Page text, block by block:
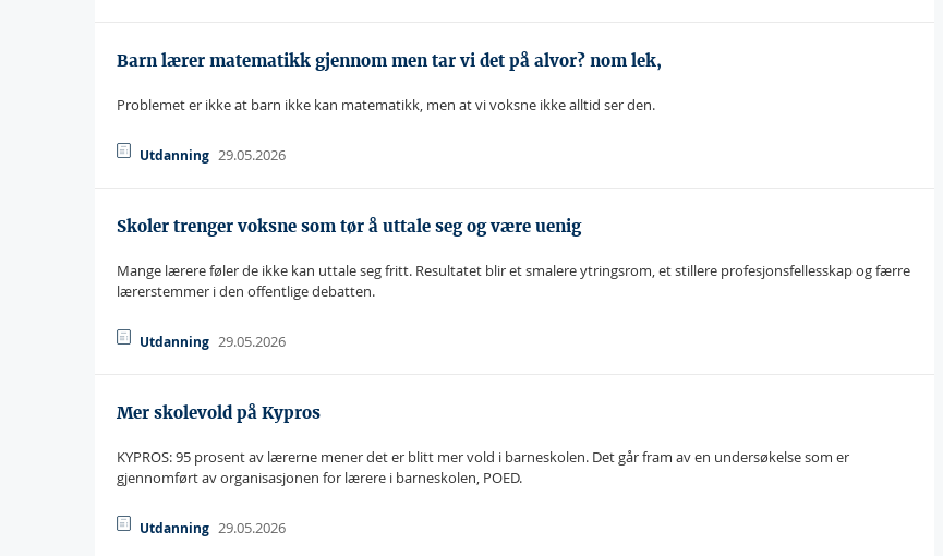
Barn lærer matematikk gjennom men tar vi det på alvor? nom lek,
Problemet er ikke at barn ikke kan matematikk, men at vi voksne ikke alltid ser den.
Utdanning 29.05.2026
Skoler trenger voksne som tør å uttale seg og være uenig
Mange lærere føler de ikke kan uttale seg fritt. Resultatet blir et smalere ytringsrom, et stillere profesjonsfellesskap og færre
lærerstemmer i den offentlige debatten.
Utdanning 29.05.2026
Mer skolevold på Kypros
KYPROS: 95 prosent av lærerne mener det er blitt mer vold i barneskolen. Det går fram av en undersøkelse som er
gjennomført av organisasjonen for lærere i barneskolen, POED.
Utdanning 29.05.2026